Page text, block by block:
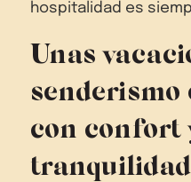
hospitalidad es
Unas
senderismo
con confort
tranquilidad